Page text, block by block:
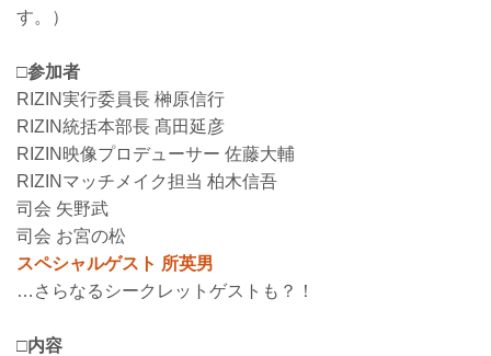
す。）
□参加者
RIZIN実行委員長 榊原信行
RIZIN統括本部長 髙田延彦
RIZIN映像プロデューサー 佐藤大輔
RIZINマッチメイク担当 柏木信吾
司会 矢野武
司会 お宮の松
スペシャルゲスト 所英男
…さらなるシークレットゲストも？！
□内容